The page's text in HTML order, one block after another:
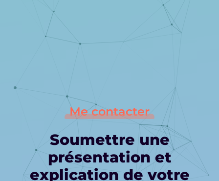
Me contacter
Soumettre une
présentation et
explication de votre